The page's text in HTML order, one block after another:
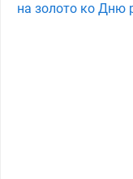
на золото ко Дню